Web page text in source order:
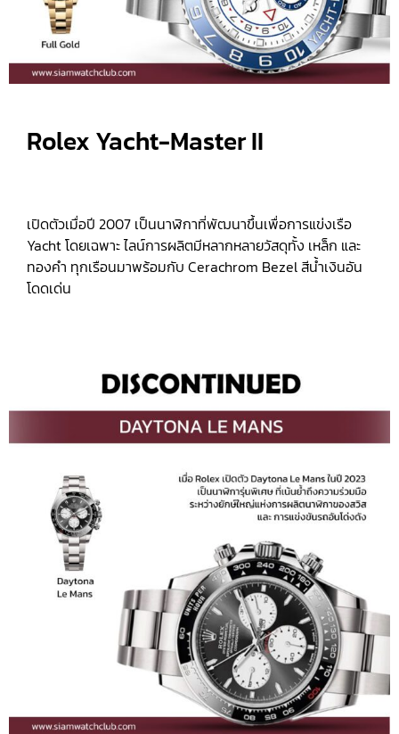
Rolex Yacht-Master II
เปิดตัวเมื่อปี 2007 เป็นนาฬิกาที่พัฒนาขึ้นเพื่อการแข่งเรือ
Yacht โดยเฉพาะ ไลน์การผลิตมีหลากหลายวัสดุทั้ง เหล็ก และ
ทองคำ ทุกเรือนมาพร้อมกับ Cerachrom Bezel สีน้ำเงินอัน
โดดเด่น